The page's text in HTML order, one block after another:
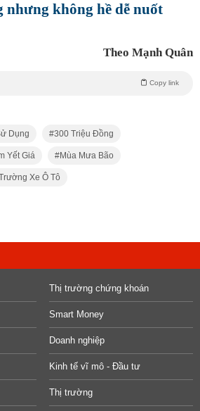
nhưng không hề dễ nuốt
Theo Mạnh Quân
Copy link
Dụng 300 Triệu Đồng
Yết Giá Mùa Mưa Bão
Xe Ô Tô
Thị trường chứng khoán
Smart Money
Doanh nghiệp
Kinh tế vĩ mô - Đầu tư
Thị trường